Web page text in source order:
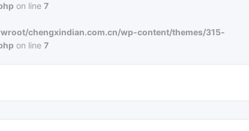
on line7
chengxindian.com.cn/wp-content/themes/315-
on line7